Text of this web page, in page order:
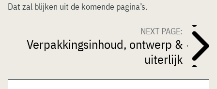
Dat zal blijken uit de komende pagina’s.
NEXT PAGE:
Verpakkingsinhoud, ontwerp &
uiterlijk